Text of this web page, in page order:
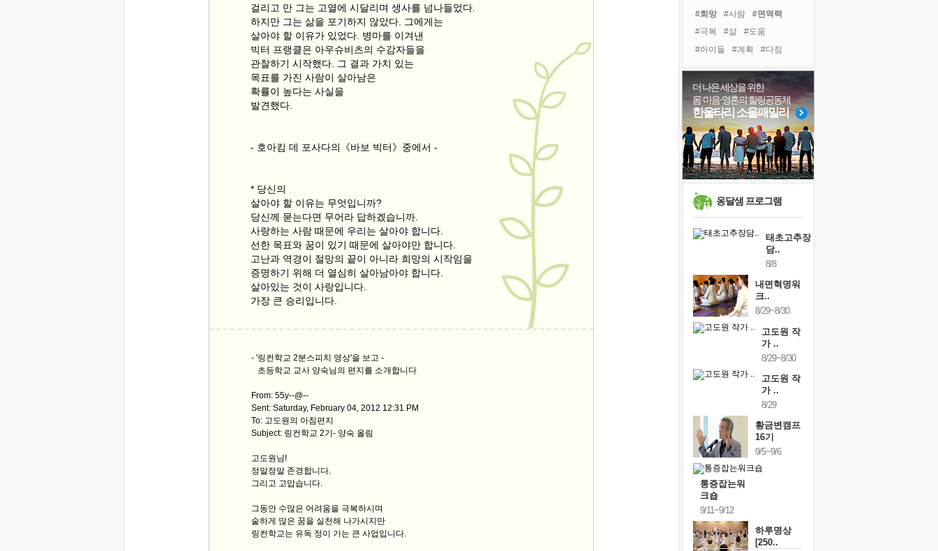
걸리고 만 그는 고열에 시달리며 생사를 넘나들었다.
하지만 그는 삶을 포기하지 않았다. 그에게는
살아야 할 이유가 있었다. 병마를 이겨낸
빅터 프랭클은 아우슈비츠의 수감자들을
관찰하기 시작했다. 그 결과 가치 있는
목표를 가진 사람이 살아남은
확률이 높다는 사실을
발견했다.
- 호아킴 데 포사다의《바보 빅터》중에서 -
* 당신의
살아야 할 이유는 무엇입니까?
당신께 묻는다면 무어라 답하겠습니까.
사랑하는 사람 때문에 우리는 살아야 합니다.
선한 목표와 꿈이 있기 때문에 살아야만 합니다.
고난과 역경이 절망의 끝이 아니라 희망의 시작임을
증명하기 위해 더 열심히 살아남아야 합니다.
살아있는 것이 사랑입니다.
가장 큰 승리입니다.
- '링컨학교 2분스피치 영상'을 보고 -
초등학교 교사 양숙님의 편지를 소개합니다
From: 55y--@--
Sent: Saturday, February 04, 2012 12:31 PM
To: 고도원의 아침편지
Subject: 링컨학교 2기- 양숙 올림
고도원님!
정말정말 존경합니다.
그리고 고맙습니다.
그동안 수많은 어려움을 극복하시며
숱하게 많은 꿈을 실천해 나가시지만
링컨학교는 유독 정이 가는 큰 사업입니다.
꿈이 실제가 되는 것
'말 타는 법'을 먼저
졸업식 사진을 보며
아픈 아버지를 위한 공간 설계
극심한 변비, 어깨결림, 수면 장애
보고 싶은 어머니
유년 시절의 부산 영도 바다
못된 꼰대들
거울 속의 나
#희망 #사람
#면역력
#극복
#삶
#도움
#아이들
#계획
#다짐
#링컨학교
#선택
#바이러스
#위기
#독서캠프
#힐링
#명상
#비전캠프
#나눔
#친구
#유튜브
#건강
더 나은 세상을 위한
몸·마음·영혼의 힐링공동체
한울타리 소울패밀리
옹달샘 프로그램
태초고추장
담..
8/8
내면혁명워
크..
8/29~8/30
고도원 작
가 ..
8/29~8/30
고도원 작
가 ..
8/29
황금변캠프
16기
9/5~9/6
통증잡는워
크숍
9/11~9/12
하루명상
[250..